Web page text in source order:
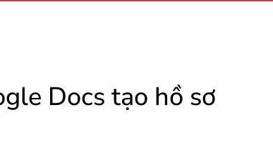
Docs tạo hồ sơ